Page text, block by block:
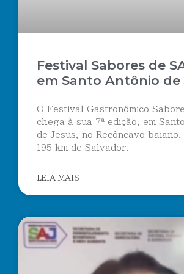
Festival Sabores de
em Santo Antônio de
O Festival Gastronômico
chega à sua 7ª edição, em
de Jesus, no Recôncavo
195 km de Salvador.
LEIA MAIS